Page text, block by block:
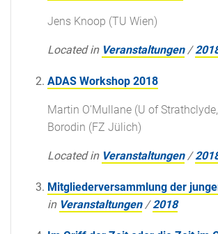
Jens Knoop (TU Wien)
Located in Veranstaltungen /
ADAS Workshop 2018
Martin O'Mullane (U of
Borodin (FZ Jülich)
Located in Veranstaltungen /
Mitgliederversammlung der
in Veranstaltungen /2018